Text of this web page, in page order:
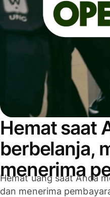
Hemat saat
berbelanja,
menerima
Hemat uang saat Anda
dan menerima